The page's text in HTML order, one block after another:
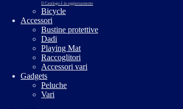
Il Catalogo è in aggiornamento
Bicycle
Accessori
Bustine protettive
Dadi
Playing Mat
Raccoglitori
Accessori vari
Gadgets
Peluche
Vari